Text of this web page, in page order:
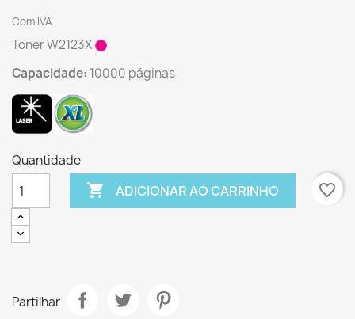
Com IVA
Toner W2123X
Capacidade: 10000 páginas
Quantidade
 ADICIONAR AO CARRINHO favorite_border
Partilhar